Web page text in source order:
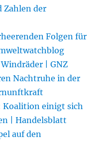
Zahlen der
Folgen für
| GNZ
Nachtruhe in der
Koalition einigt sich
| Handelsblatt
auf den